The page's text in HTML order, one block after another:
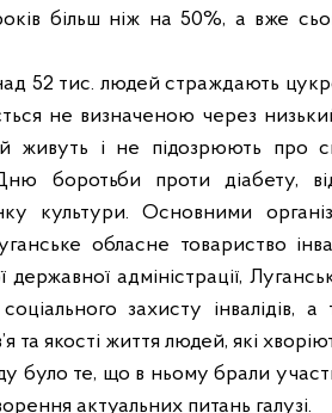
більш ніж на 50%, а вже
52 тис. людей страждають
не визначеною через
живуть і не підозрюють про
боротьби проти діабету,
культури. Основними
обласне товариство
адміністрації,
захисту інвалідів, а
та якості життя людей, які
було те, що в ньому брали
актуальних питань галузі.